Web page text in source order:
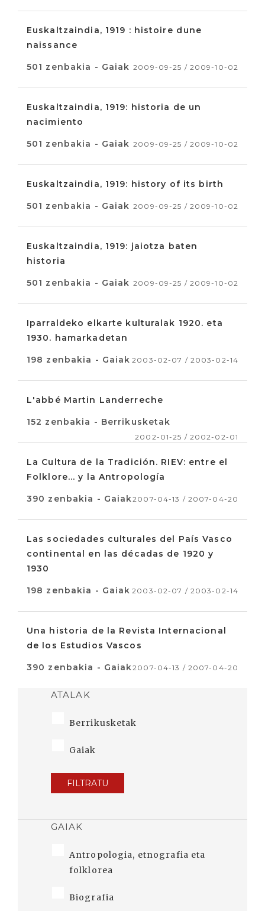
Euskaltzaindia, 1919 : histoire dune
naissance
501 zenbakia - Gaiak 2009-09-25 / 2009-10-02
Euskaltzaindia, 1919: historia de un
nacimiento
501 zenbakia - Gaiak 2009-09-25 / 2009-10-02
Euskaltzaindia, 1919: history of its birth
501 zenbakia - Gaiak 2009-09-25 / 2009-10-02
Euskaltzaindia, 1919: jaiotza baten
historia
501 zenbakia - Gaiak 2009-09-25 / 2009-10-02
Iparraldeko elkarte kulturalak 1920. eta
1930. hamarkadetan
198 zenbakia - Gaiak 2003-02-07 / 2003-02-14
L'abbé Martin Landerreche
152 zenbakia - Berrikusketak
2002-01-25 / 2002-02-01
La Cultura de la Tradición. RIEV: entre el
Folklore... y la Antropología
390 zenbakia - Gaiak2007-04-13 / 2007-04-20
Las sociedades culturales del País Vasco
continental en las décadas de 1920 y
1930
198 zenbakia - Gaiak 2003-02-07 / 2003-02-14
Una historia de la Revista Internacional
de los Estudios Vascos
390 zenbakia - Gaiak2007-04-13 / 2007-04-20
ATALAK
Berrikusketak
Gaiak
FILTRATU
GAIAK
Antropologia, etnografia eta
folklorea
Biografia